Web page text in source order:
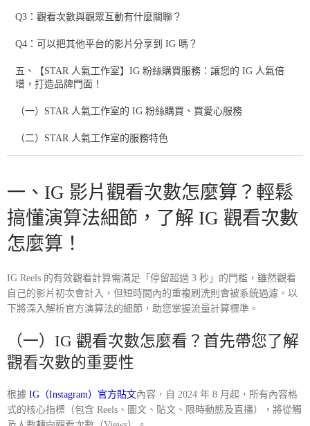
Q3：觀看次數與觀眾互動有什麼關聯？
Q4：可以把其他平台的影片分享到 IG 嗎？
五、【STAR 人氣工作室】IG 粉絲購買服務：讓您的 IG 人氣倍
增，打造品牌門面！
（一）STAR 人氣工作室的 IG 粉絲購買、買愛心服務
（二）STAR 人氣工作室的服務特色
一、 IG 影片觀看次數怎麼算 ？輕鬆
搞懂演算法細節，了解 IG 觀看次數
怎麼算 ！
IG Reels 的有效觀看計算需滿足「停留超過 3 秒」的門檻，雖然觀看
自己的影片初次會計入，但短時間內的重複刷洗則會被系統過濾。以
下將深入解析官方演算法的細節，助您掌握流量計算標準。
（一） IG 觀看次數怎麼看 ？首先帶您了解
觀看次數的重要性
根據 IG（Instagram）官方貼文內容，自 2024 年 8 月起，所有內容格
式的核心指標（包含 Reels、圖文、貼文、限時動態及直播），將從觸